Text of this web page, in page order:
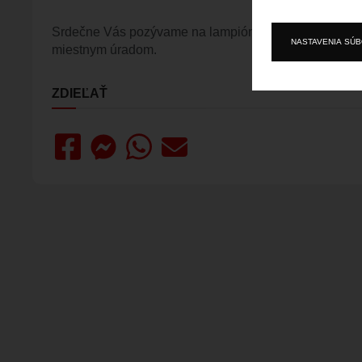
Srdečne Vás pozývame na lampiónový sprievod,
miestnym úradom.
ZDIEĽAŤ
NASTAVENIA